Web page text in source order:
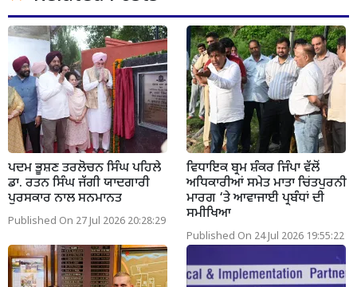
ਪਦਮ ਭੂਸ਼ਣ ਤਰਲੋਚਨ ਸਿੰਘ ਪਹਿਲੇ
ਡਾ. ਰਤਨ ਸਿੰਘ ਜੱਗੀ ਯਾਦਗਾਰੀ
ਪੁਰਸਕਾਰ ਨਾਲ ਸਨਮਾਨਤ
Published On 27 Jul 2026 20:28:29
ਵਿਧਾਇਕ ਬ੍ਰਮ ਸ਼ੰਕਰ ਜਿੰਪਾ ਵੱਲੋਂ
ਅਧਿਕਾਰੀਆਂ ਸਮੇਤ ਮਾਤਾ ਚਿਂਤਪੁਰਨੀ
ਮਾਰਗ ‘ਤੇ ਆਵਾਜਾਈ ਪ੍ਰਬੰਧਾਂ ਦੀ
ਸਮੀਖਿਆ
Published On 24 Jul 2026 19:55:22